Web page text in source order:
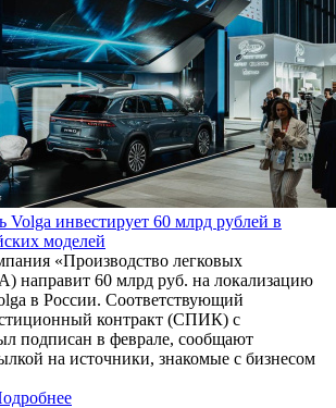
Volga инвестирует 60 млрд рублей в
моделей
«Производство легковых
направит 60 млрд руб. на локализацию
в России. Соответствующий
контракт (СПИК) с
подписан в феврале, сообщают
на источники, знакомые с бизнесом